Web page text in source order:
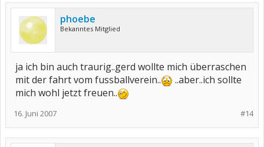
phoebe
Bekanntes Mitglied
ja ich bin auch traurig..gerd wollte mich überraschen
mit der fahrt vom fussballverein..
..aber..ich sollte
mich wohl jetzt freuen..
#14
16. Juni 2007